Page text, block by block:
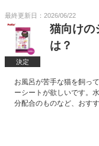
最終更新日：2026/06/22
決定
猫向けの
は？
お風呂が苦手な猫を飼っ
ーシートが欲しいです。
分配合のものなど、おす